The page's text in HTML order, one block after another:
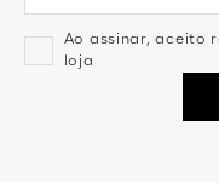
Ao assinar, aceito
loja